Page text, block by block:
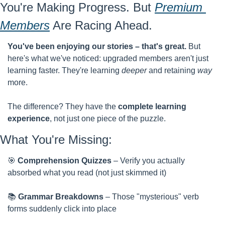
You're Making Progress. But Premium
Members Are Racing Ahead.
You've been enjoying our stories – that's great. But
here's what we've noticed: upgraded members aren't just
learning faster. They're learning deeper and retaining way
more.
The difference? They have the complete learning
experience, not just one piece of the puzzle.
What You're Missing:
🎯 Comprehension Quizzes – Verify you actually
absorbed what you read (not just skimmed it)
📚 Grammar Breakdowns – Those "mysterious" verb
forms suddenly click into place